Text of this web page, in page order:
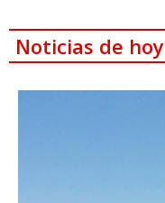
Noticias de hoy